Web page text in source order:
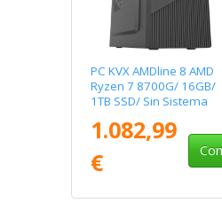
PC KVX AMDline 8 AMD
Ryzen 7 8700G/ 16GB/
1TB SSD/ Sin Sistema
1.082,99
€